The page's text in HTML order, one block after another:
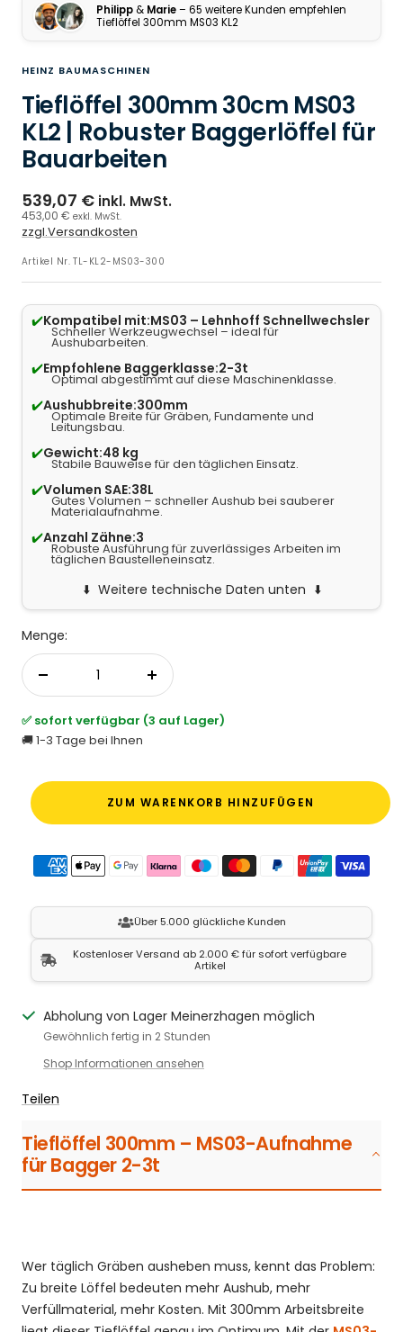
Philipp & Marie
Tieflöffel 300mm MS03 KL2
HEINZ BAUMASCHINEN
Tieflöffel 300mm 30cm MS03
KL2 | Robuster Baggerlöffel für
Bauarbeiten
539,07 € inkl. MwSt.
453,00 € exkl. MwSt.
zzgl.Versandkosten
Artikel Nr.TL-KL2-MS03-300
✔️Kompatibel mit:MS03 – Lehnhoff Schnellwechsler
Schneller Werkzeugwechsel – ideal für
Aushubarbeiten.
✔️Empfohlene Baggerklasse:2-3t
Optimal abgestimmt auf diese Maschinenklasse.
✔️Aushubbreite:300mm
Optimale Breite für Gräben, Fundamente und
Leitungsbau.
✔️Gewicht:48 kg
Stabile Bauweise für den täglichen Einsatz.
✔️Volumen SAE:38L
Gutes Volumen – schneller Aushub bei sauberer
Materialaufnahme.
✔️Anzahl Zähne:3
Robuste Ausführung für zuverlässiges Arbeiten im
täglichen Baustelleneinsatz.
Weitere technische Daten unten
Menge:
Menge verringernMenge erhöhen
✅ sofort verfügbar (3 auf Lager)
🚚 1-3 Tage bei Ihnen
ZUM WARENKORB HINZUFÜGEN
Über 5.000 glückliche Kunden
Kostenloser Versand ab 2.000 € für sofort verfügbare
Artikel
Abholung von Lager Meinerzhagen möglich
Gewöhnlich fertig in 2 Stunden
Shop Informationen ansehen
Teilen
Tieflöffel 300mm – MS03-Aufnahme
für Bagger 2-3t
Wer täglich Gräben ausheben muss, kennt das Problem:
Zu breite Löffel bedeuten mehr Aushub, mehr
Verfüllmaterial, mehr Kosten. Mit 300mm Arbeitsbreite